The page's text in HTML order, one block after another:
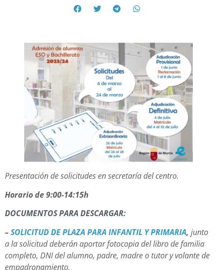
Presentación de solicitudes en secretaría del centro.
Horario de 9:00-14:15h
DOCUMENTOS PARA DESCARGAR:
–SOLICITUD DE PLAZA PARA INFANTIL Y PRIMARIA, junto
a la solicitud deberán aportar fotocopia del libro de familia
completo, DNI del alumno, padre, madre o tutor y volante de
empadronamiento.